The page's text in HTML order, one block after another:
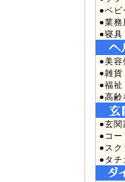
●ベビ
●業務
●寝具
●美容
●雑貨
●福祉
●高齢
●玄関
●コー
●ス
●タチ